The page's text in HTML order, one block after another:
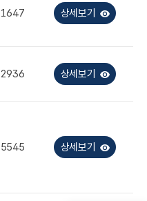
1647 상세보기
2936 상세보기
5545 상세보기